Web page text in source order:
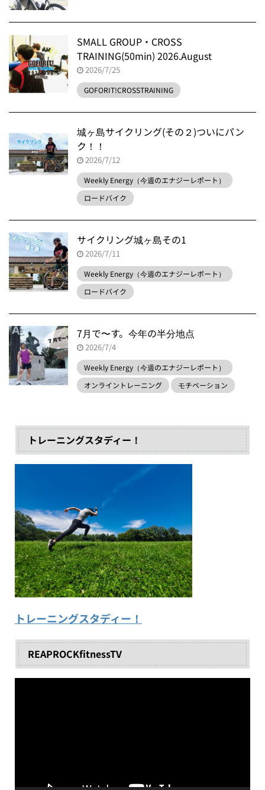
SMALL GROUP・CROSS
TRAINING(50min) 2026.August
2026/7/25
GOFORIT!CROSSTRAINING
城ヶ島サイクリング(その２)ついにパン
ク！！
2026/7/12
Weekly Energy（今週のエナジーレポート）
ロードバイク
サイクリング城ヶ島その1
2026/7/11
Weekly Energy（今週のエナジーレポート）
ロードバイク
7月で〜す。今年の半分地点
2026/7/4
Weekly Energy（今週のエナジーレポート）
オンライントレーニング
モチベーション
トレーニングスタディー！
トレーニングスタディー！
REAPROCKfitnessTV